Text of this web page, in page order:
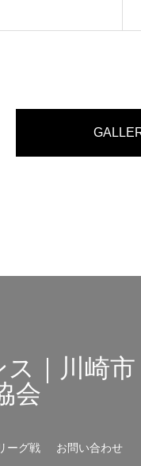
｜川崎市
会
ーグ戦 お問い合わせ